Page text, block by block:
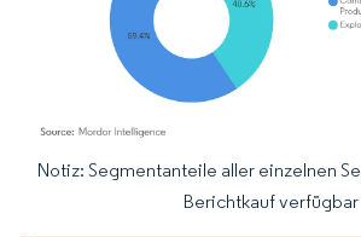
Bild © Mordor Intelligence. Wiederverwendung
Notiz: Segmentanteile aller einzelnen
Berichtkauf verfügbar